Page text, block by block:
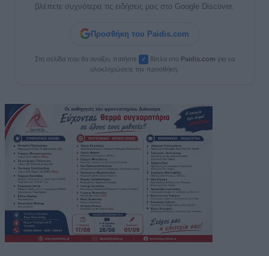
βλέπετε συχνότερα τις ειδήσεις μας στο Google Discover.
Προσθήκη του Paidis.com
Στη σελίδα που θα ανοίξει, πατήστε ✓ δίπλα στο Paidis.com για να
ολοκληρώσετε την προσθήκη.